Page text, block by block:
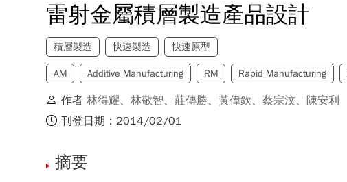
雷射金屬積層製造產品設計
積層製造 快速製造 快速原型
AM Additive Manufacturing RM Rapid Manufacturing
作者林得耀、林敬智、莊傳勝、黃偉欽、蔡宗汶、 陳安利
刊登日期：2014/02/01
摘要